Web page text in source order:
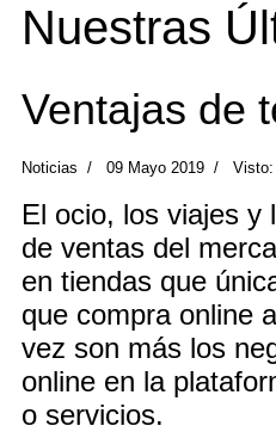
Nuestras
Ventajas de
Noticias 09 Mayo 2019 Visto:
El ocio, los viajes y
de ventas del
en tiendas que
que compra online
vez son más los
online en la
o servicios.